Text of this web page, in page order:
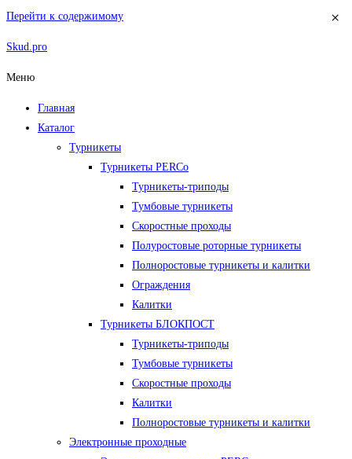
Перейти к содержимому
Skud.pro
Меню
Главная
Каталог
Турникеты
Турникеты PERCo
Турникеты-триподы
Тумбовые турникеты
Скоростные проходы
Полуростовые роторные турникеты
Полноростовые турникеты и калитки
Ограждения
Калитки
Турникеты БЛОКПОСТ
Турникеты-триподы
Тумбовые турникеты
Скоростные проходы
Калитки
Полноростовые турникеты и калитки
Электронные проходные
×